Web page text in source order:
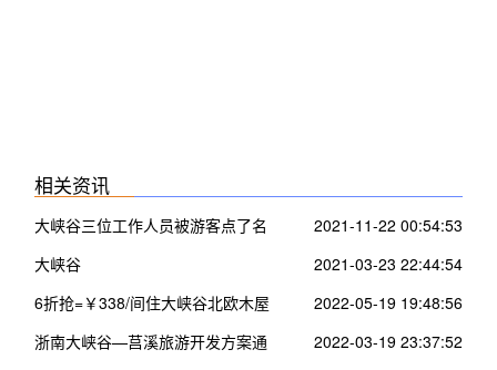
相关资讯
大峡谷三位工作人员被游客点了名
2021-11-22 00:54:53
大峡谷
2021-03-23 22:44:54
6折抢=￥338/间住大峡谷北欧木屋
~看200米瀑布 空中走钢索
2022-05-19 19:48:56
浙南大峡谷—莒溪旅游开发方案通
2022-03-19 23:37:52